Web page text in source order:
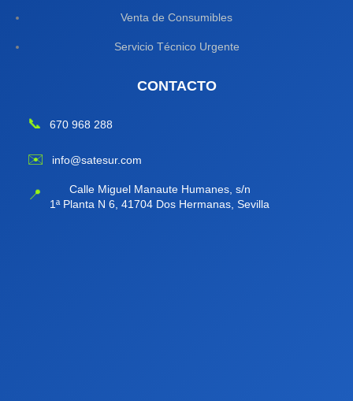
Venta de Consumibles
Servicio Técnico Urgente
CONTACTO
📞 670 968 288
✉️ info@satesur.com
📍
Calle Miguel Manaute Humanes, s/n
1ª Planta N 6, 41704 Dos Hermanas, Sevilla